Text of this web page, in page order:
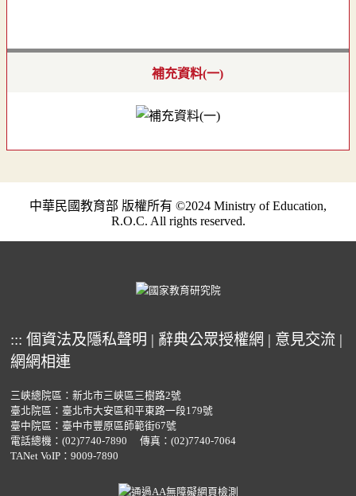
補充資料(一)
中華民國教育部 版權所有 ©2024 Ministry of Education,
R.O.C. All rights reserved.
::: 個資法及隱私聲明 | 辭典公眾授權網 | 意見交流 |
網網相連
三峽總院區：新北市三峽區三樹路2號
臺北院區：臺北市大安區和平東路一段179號
臺中院區：臺中市豐原區師範街67號
電話總機： (02)7740-7890
傳真：(02)7740-7064
TANet VoIP：9009-7890